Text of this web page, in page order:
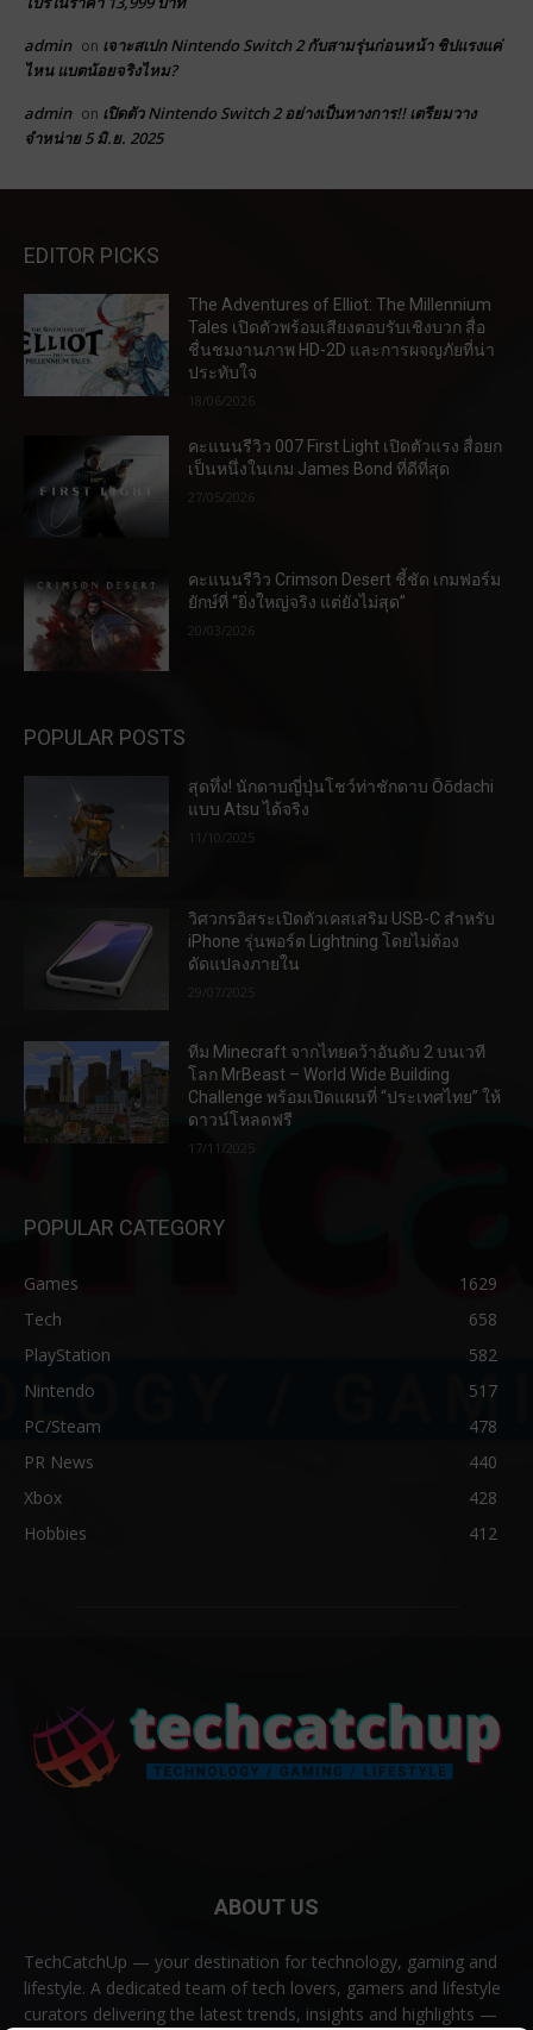
admin on เจาะสเปก Nintendo Switch 2 กับสามรุ่นก่อนหน้า ชิปแรงแค่
ไหน แบตน้อยจริงไหม?
admin on เปิดตัว Nintendo Switch 2 อย่างเป็นทางการ!! เตรียมวาง
จำหน่าย 5 มิ.ย. 2025
EDITOR PICKS
The Adventures of Elliot: The Millennium
Tales เปิดตัวพร้อมเสียงตอบรับเชิงบวก สื่อ
ชื่นชมงานภาพ HD-2D และการผจญภัยที่น่า
ประทับใจ
18/06/2026
คะแนนรีวิว 007 First Light เปิดตัวแรง สื่อยก
เป็นหนึ่งในเกม James Bond ที่ดีที่สุด
27/05/2026
คะแนนรีวิว Crimson Desert ชี้ชัด เกมฟอร์ม
ยักษ์ที่ “ยิ่งใหญ่จริง แต่ยังไม่สุด”
20/03/2026
POPULAR POSTS
สุดทึ่ง! นักดาบญี่ปุ่นโชว์ท่าชักดาบ Ōōdachi
แบบ Atsu ได้จริง
11/10/2025
วิศวกรอิสระเปิดตัวเคสเสริม USB-C สำหรับ
iPhone รุ่นพอร์ต Lightning โดยไม่ต้อง
ดัดแปลงภายใน
ทีม Minecraft จากไทยคว้าอันดับ 2 บนเวที
โลก MrBeast – World Wide Building
Challenge พร้อมเปิดแผนที่ “ประเทศไทย” ให้
ดาวน์โหลดฟรี
17/11/2025
POPULAR CATEGORY
Games
1629
Tech
658
PlayStation
582
Nintendo
517
PC/Steam
478
PR News
440
Xbox
428
Hobbies
412
ABOUT US
TechCatchUp — your destination for technology, gaming and
lifestyle. A dedicated team of tech lovers, gamers and lifestyle
curators delivering the latest trends, insights and highlights —